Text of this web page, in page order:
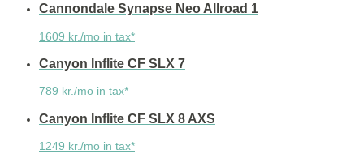
Cannondale Synapse Neo Allroad 1
1609 kr./mo in tax*
Canyon Inflite CF SLX 7
789 kr./mo in tax*
Canyon Inflite CF SLX 8 AXS
1249 kr./mo in tax*